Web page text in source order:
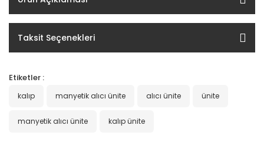
Taksit Seçenekleri
Etiketler :
kalıp manyetik alıcı ünite alıcı ünite ünite
manyetik alıcı ünite kalıp ünite